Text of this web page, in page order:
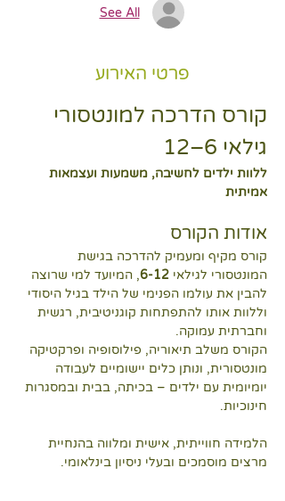
See All
פרטי האירוע
קורס הדרכה למונטסורי
גילאי 6–12
ללוות ילדים לחשיבה, משמעות ועצמאות
אמיתית
אודות הקורס
קורס מקיף ומעמיק להדרכה בגישת
המונטסורי לגילאי 6-12, המיועד למי שרוצה
להבין את עולמו הפנימי של הילד בגיל היסודי
וללוות אותו להתפתחות קוגניטיבית, רגשית
וחברתית עמוקה.
הקורס משלב תיאוריה, פילוסופיה ופרקטיקה
מונטסורית, ונותן כלים יישומיים לעבודה
יומיומית עם ילדים – בכיתה, בבית ובמסגרות
חינוכיות.
הלמידה חווייתית, אישית ומלווה בהנחיית
מרצים מוסמכים ובעלי ניסיון בינלאומי.